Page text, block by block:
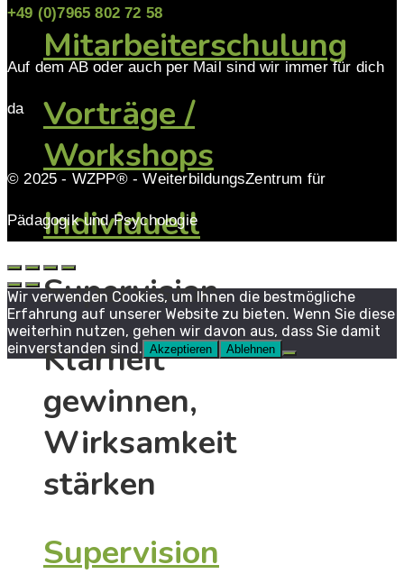
Mitarbeiterschulung
Vorträge /
Workshops
Individuell
Supervision
Klarheit
gewinnen,
Wirksamkeit
stärken
Supervision
+49 (0)7965 802 72 58
Auf dem AB oder auch per Mail sind wir immer für dich
da
© 2025 - WZPP® - WeiterbildungsZentrum für
Pädagogik und Psychologie
Wir verwenden Cookies, um Ihnen die bestmögliche
Erfahrung auf unserer Website zu bieten. Wenn Sie diese
weiterhin nutzen, gehen wir davon aus, dass Sie damit
einverstanden sind. Akzeptieren Ablehnen